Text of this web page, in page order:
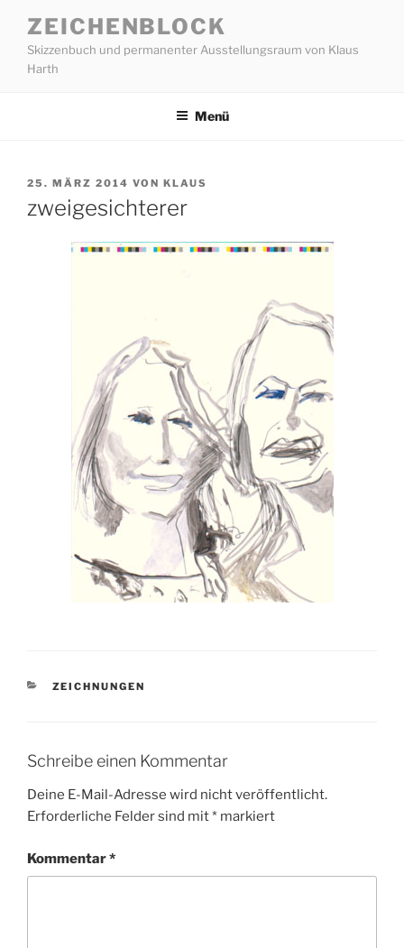
Inhalt
springen
ZEICHENBLOCK
Skizzenbuch und permanenter Ausstellungsraum von Klaus
Harth
Menü
VERÖFFENTLICHT
25. MÄRZ 2014 VON KLAUS
zweigesichterer
KATEGORIEN
ZEICHNUNGEN
Schreibe einen Kommentar
Deine E-Mail-Adresse wird nicht veröffentlicht.
Erforderliche Felder sind mit* markiert
Kommentar*